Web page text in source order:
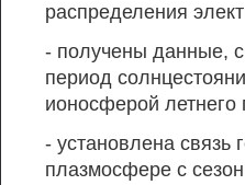
распределения
- получены данные,
период
ионосферой
- установлена связь
плазмосфере с